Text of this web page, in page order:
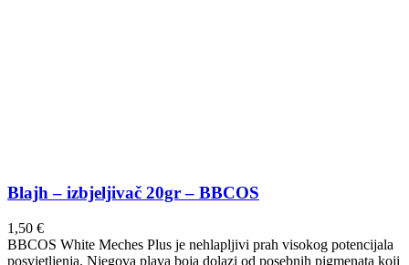
Blajh – izbjeljivač 20gr – BBCOS
1,50 €
BBCOS White Meches Plus je nehlapljivi prah visokog potencijala
posvjetljenja. Njegova plava boja dolazi od posebnih pigmenata koji